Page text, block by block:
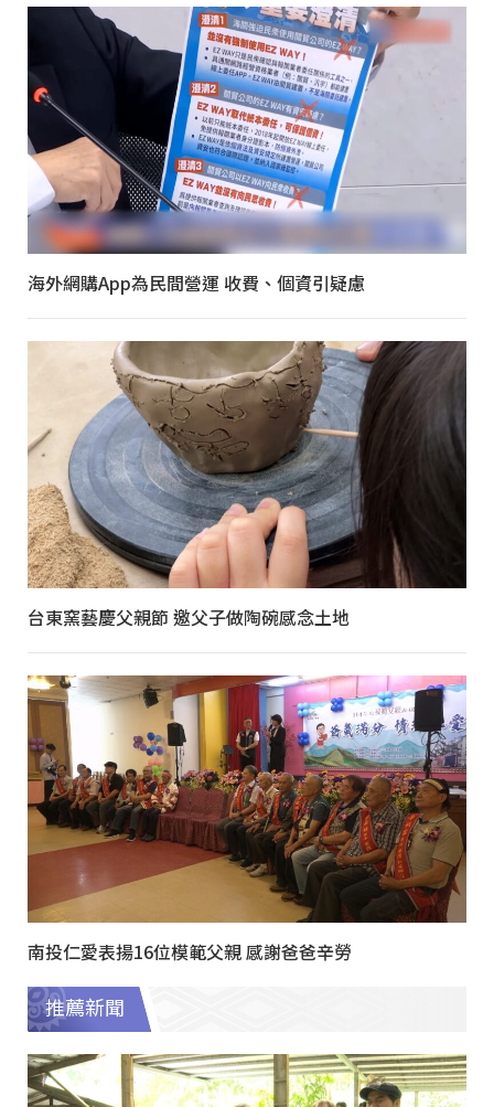
海外網購App為民間營運 收費、個資引疑慮
台東窯藝慶父親節 邀父子做陶碗感念土地
南投仁愛表揚16位模範父親 感謝爸爸辛勞
推薦新聞